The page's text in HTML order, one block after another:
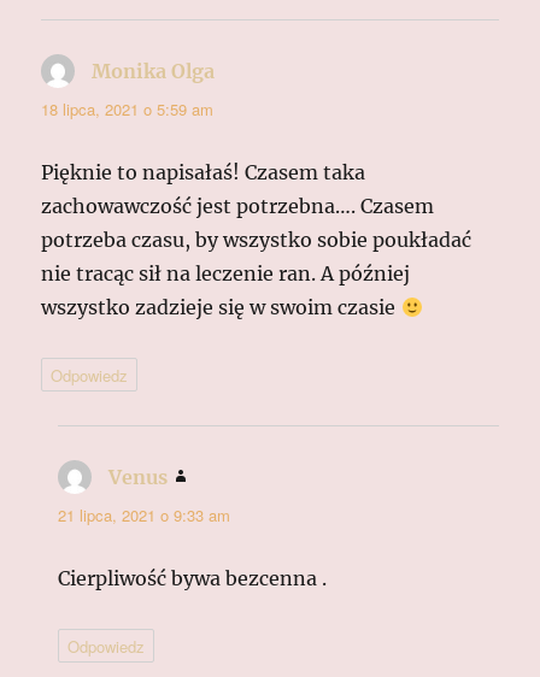
Monika Olga
18 lipca, 2021 o 5:59 am
Pięknie to napisałaś! Czasem taka
zachowawczość jest potrzebna…. Czasem
potrzeba czasu, by wszystko sobie poukładać
nie tracąc sił na leczenie ran. A później
wszystko zadzieje się w swoim czasie
Odpowiedz
Venus
21 lipca, 2021 o 9:33 am
Cierpliwość bywa bezcenna .
Odpowiedz